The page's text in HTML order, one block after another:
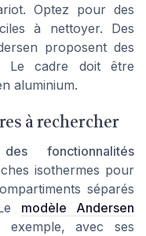
Optez pour des
à nettoyer. Des
proposent des
Le cadre doit être
aluminium.
à rechercher
des fonctionnalités
isothermes pour
séparés
modèle Andersen
avec ses